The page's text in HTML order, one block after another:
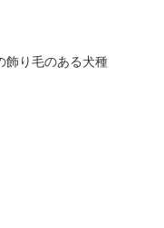
飾り毛のある犬種